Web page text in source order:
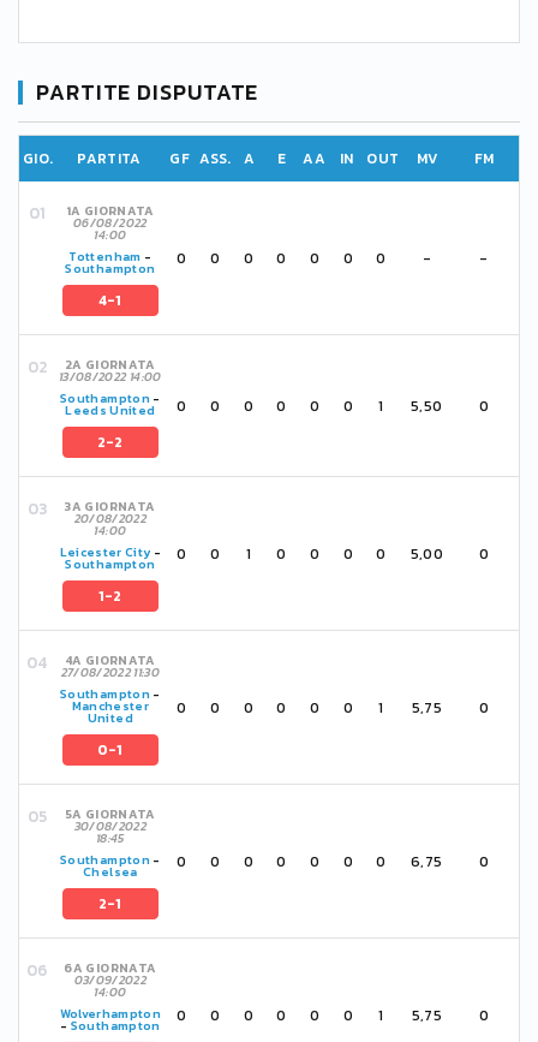
PARTITE DISPUTATE
GIO. PARTITA GF ASS. A E AA IN OUT MV FM
1A GIORNATA
06/08/2022
14:00
Tottenham -
Southampton
4-1
0 0 0 0 0 0 0 - -
2A GIORNATA
13/08/2022 14:00
Southampton-
Leeds United
2-2
0 0 0 0 0 0 1 5,50 0
3A GIORNATA
20/08/2022
14:00
Leicester City-
Southampton
1-2
0 0 1 0 0 0 0 5,00 0
4A GIORNATA
27/08/2022 11:30
Southampton-
Manchester
United
0-1
0 0 0 0 0 0 1 5,75 0
5A GIORNATA
30/08/2022
18:45
Southampton-
Chelsea
2-1
0 0 0 0 0 0 0 6,75 0
6A GIORNATA
03/09/2022
14:00
Wolverhampton
- Southampton 0 0 0 0 0 0 1 5,75 0